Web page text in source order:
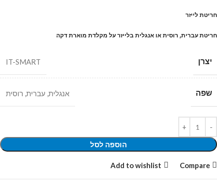
חריטת לייזר
חריטת עברית, רוסית או אנגלית בלייזר על מקלדת מוארת דקה
יצרן IT-SMART
שפה אנגלית, עברית, רוסית
הוספה לסל
Compare
Add to wishlist